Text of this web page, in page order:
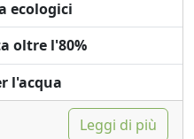
ecologici
oltre l'80%
l'acqua
Leggi di più